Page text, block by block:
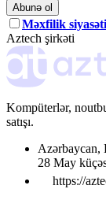
Abunə ol
Məxfilik siyasəti
Aztech şirkəti
Kompüterlər,
satışı.
Azərbaycan,
28 May
https://